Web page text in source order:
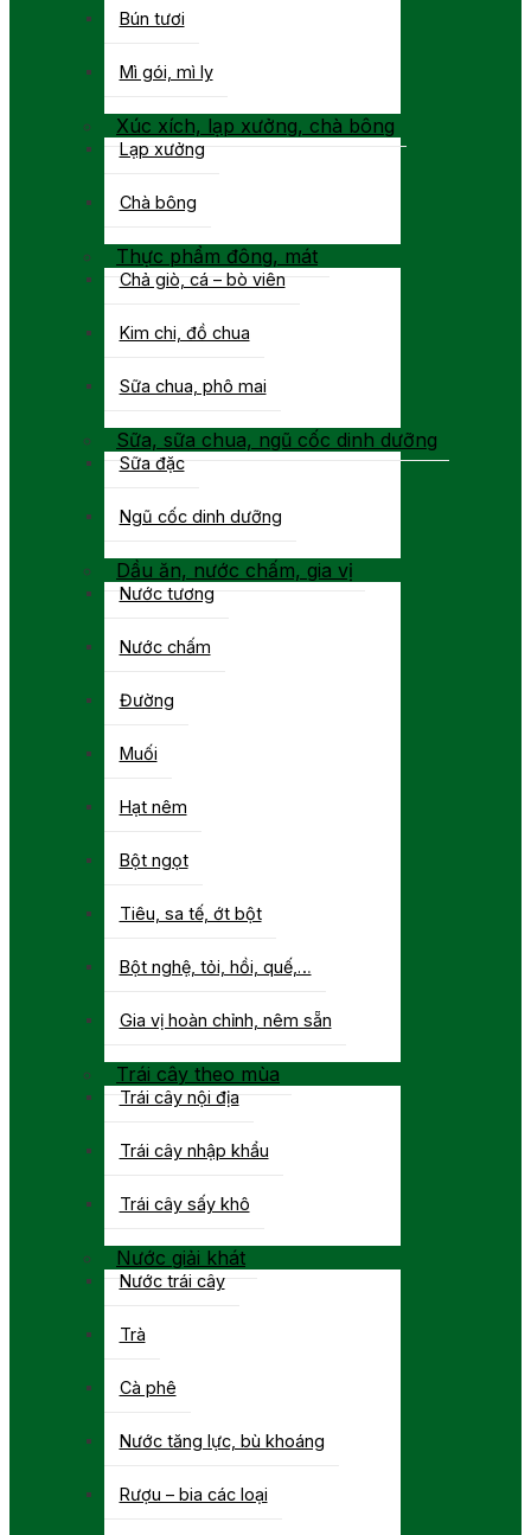
Bún tươi
Mì gói, mì ly
Xúc xích, lạp xưởng, chà bông
Lạp xưởng
Chà bông
Thực phẩm đông, mát
Chả giò, cá – bò viên
Kim chi, đồ chua
Sữa chua, phô mai
Sữa, sữa chua, ngũ cốc dinh dưỡng
Sữa đặc
Ngũ cốc dinh dưỡng
Dầu ăn, nước chấm, gia vị
Nước tương
Nước chấm
Đường
Muối
Hạt nêm
Bột ngọt
Tiêu, sa tế, ớt bột
Bột nghệ, tỏi, hồi, quế,…
Gia vị hoàn chỉnh, nêm sẵn
Trái cây theo mùa
Trái cây nội địa
Trái cây nhập khẩu
Trái cây sấy khô
Nước giải khát
Nước trái cây
Trà
Cà phê
Nước tăng lực, bù khoáng
Rượu – bia các loại